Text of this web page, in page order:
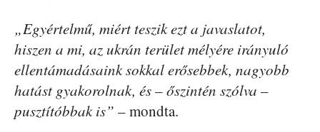
„Egyértelmű, miért teszik ezt a javaslatot,
hiszen a mi, az ukrán terület mélyére irányuló
ellentámadásaink sokkal erősebbek, nagyobb
hatást gyakorolnak, és – őszintén szólva –
pusztítóbbak is” – mondta.